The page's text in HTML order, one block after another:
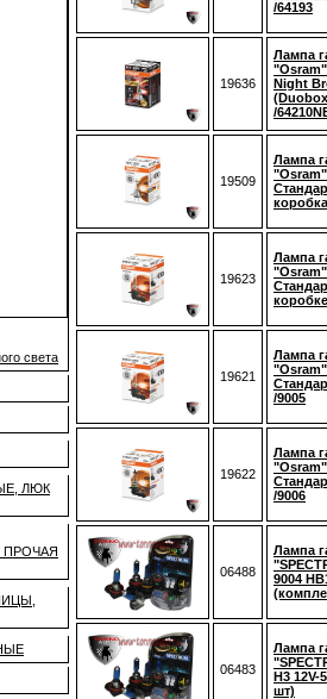
света
ЛЮК
/64193
19636
Лампа
"Osram"
Night
/
19509
Лампа
"Osram"
19623
Лампа
"Osram"
19621
Лампа
"Osram"
/9005
19622
Лампа
"Osram"
/9006
06488
Лампа
9004
06483
Лампа
H3 12V-
шт)